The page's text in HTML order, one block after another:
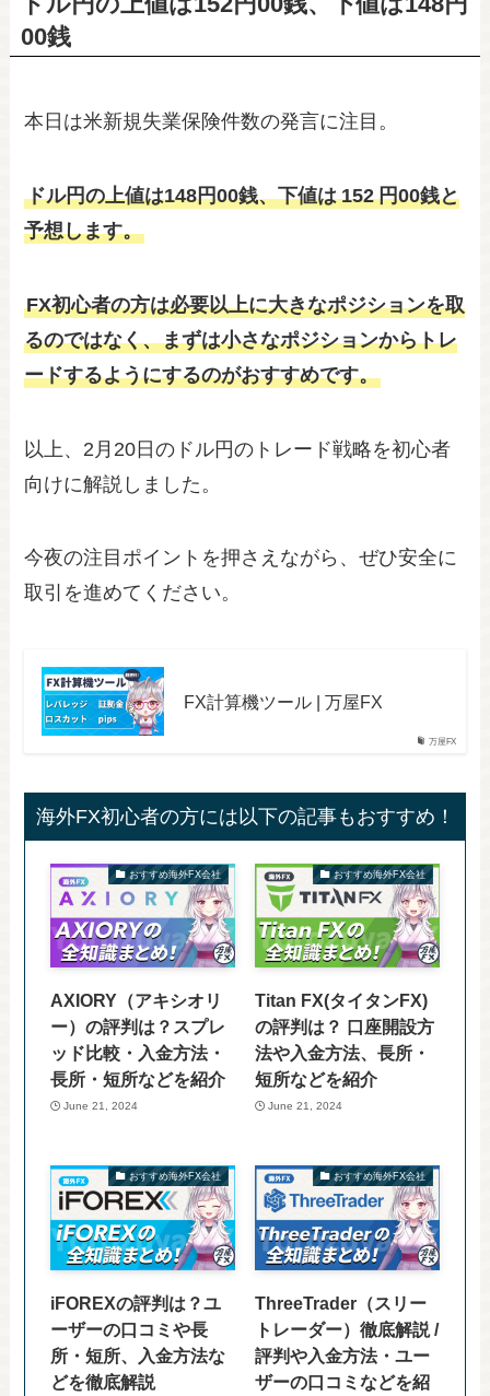
00銭
本日は米新規失業保険件数の発言に注目。
ドル円の上値は148円00銭、下値は 152 円00銭と
予想します。
FX初心者の方は必要以上に大きなポジションを取
るのではなく、まずは小さなポジションからトレ
ードするようにするのがおすすめです。
以上、2月20日のドル円のトレード戦略を初心者
向けに解説しました。
今夜の注目ポイントを押さえながら、ぜひ安全に
取引を進めてください。
万屋FX
FX計算機ツール | 万屋FX
海外FX初心者の方には以下の記事もおすすめ！
おすすめ海外FX会社
AXIORY（アキシオリ
ー）の評判は？スプレ
ッド比較・入金方法・
長所・短所などを紹介
June 21, 2024
おすすめ海外FX会社
Titan FX(タイタンFX)
の評判は？ 口座開設方
法や入金方法、長所・
短所などを紹介
June 21, 2024
おすすめ海外FX会社
iFOREXの評判は？ユ
ーザーの口コミや長
所・短所、入金方法な
どを徹底解説
おすすめ海外FX会社
ThreeTrader（スリー
トレーダー）徹底解説 /
評判や入金方法・ユー
ザーの口コミなどを紹